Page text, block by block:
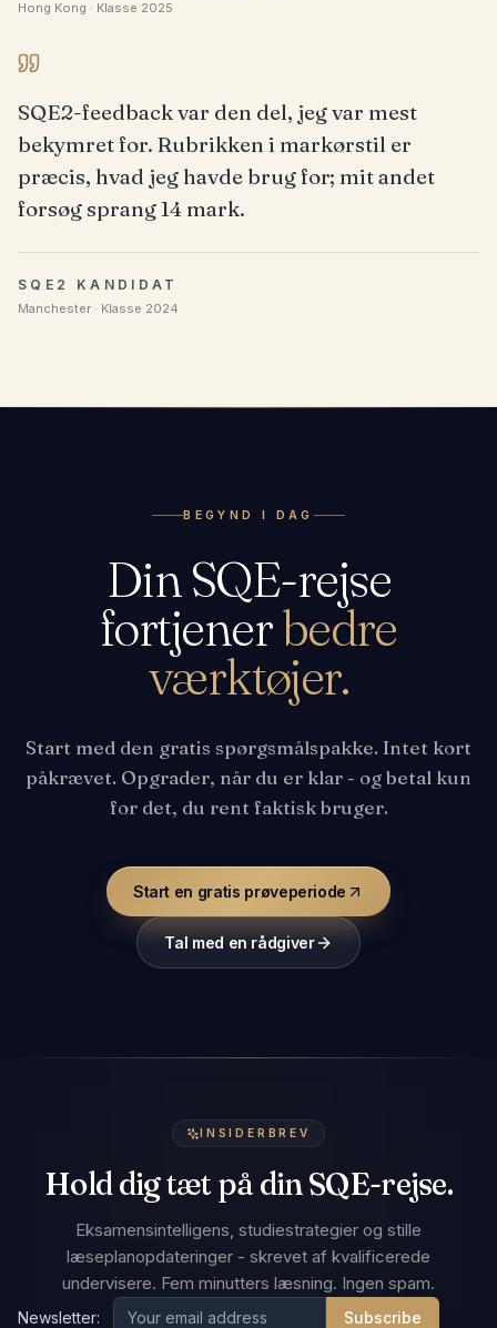
Hong Kong · Klasse 2025
SQE2-feedback var den del, jeg var mest
bekymret for. Rubrikken i markørstil er
præcis, hvad jeg havde brug for; mit andet
forsøg sprang 14 mark.
SQE2 KANDIDAT
Manchester · Klasse 2024
BEGYND I DAG
Din SQE-rejse
fortjenerbedre
værktøjer.
Start med den gratis spørgsmålspakke. Intet kort
påkrævet. Opgrader, når du er klar - og betal kun
for det, du rent faktisk bruger.
Start en gratis prøveperiode
Tal med en rådgiver
INSIDERBREV
Hold dig tæt på din SQE-rejse.
Eksamensintelligens, studiestrategier og stille
læseplanopdateringer - skrevet af kvalificerede
undervisere. Fem minutters læsning. Ingen spam.
Newsletter: Subscribe